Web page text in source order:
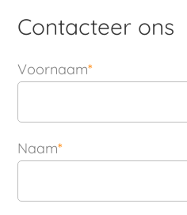
Contacteer ons
Voornaam*
Naam*